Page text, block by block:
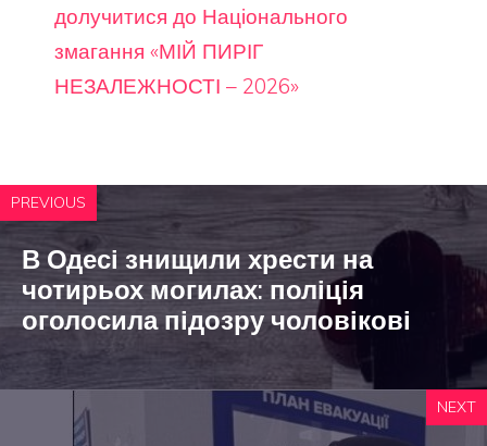
долучитися до Національного
змагання «МІЙ ПИРІГ
НЕЗАЛЕЖНОСТІ – 2026»
PREVIOUS
В Одесі знищили хрести на
чотирьох могилах: поліція
оголосила підозру чоловікові
NEXT